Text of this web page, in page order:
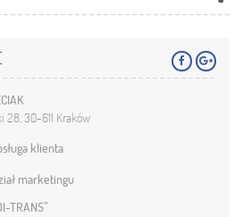
28, 30-611 Kraków
klienta
marketingu
TRANS”